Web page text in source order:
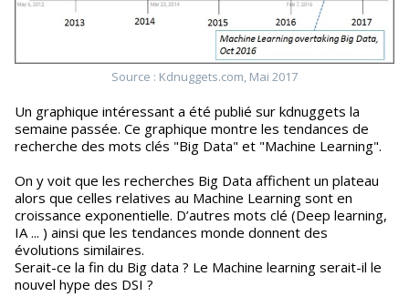
Source : Kdnuggets.com, Mai 2017
Un graphique intéressant a été publié sur kdnuggets la
semaine passée. Ce graphique montre les tendances de
recherche des mots clés "Big Data" et "Machine Learning".
On y voit que les recherches Big Data affichent un plateau
alors que celles relatives au Machine Learning sont en
croissance exponentielle. D’autres mots clé (Deep learning,
IA ... ) ainsi que les tendances monde donnent des
évolutions similaires.
Serait-ce la fin du Big data ? Le Machine learning serait-il le
nouvel hype des DSI ?